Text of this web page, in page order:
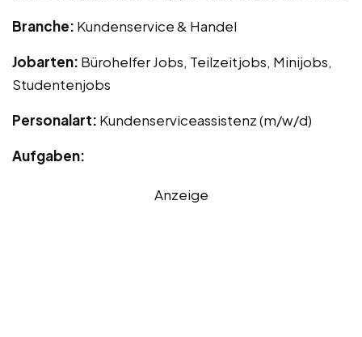
Branche: Kundenservice & Handel
Jobarten: Bürohelfer Jobs, Teilzeitjobs, Minijobs,
Studentenjobs
Personalart: Kundenserviceassistenz (m/w/d)
Aufgaben:
Anzeige